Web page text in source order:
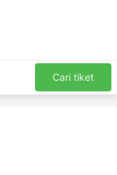
Cari tiket